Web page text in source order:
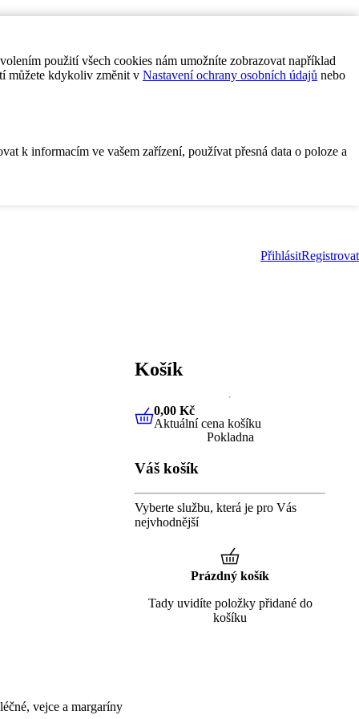
použití všech cookies nám umožníte zobrazovat například
můžete kdykoliv změnit v Nastavení ochrany osobních údajů nebo
k informacím ve vašem zařízení, používat přesná data o poloze a
PřihlásitRegistrovat
vejce a margaríny
Košík
0,00 KčAktuální cena košíku
0,00 Kč
Aktuální cena košíku
Pokladna
Váš košík
Vyberte službu, která je pro Vás
nejvhodnější
Prázdný košík
Tady uvidíte položky přidané do
košíku